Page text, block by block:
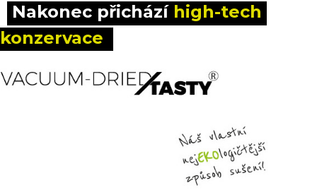
Nakonec přichází high-tech
konzervace